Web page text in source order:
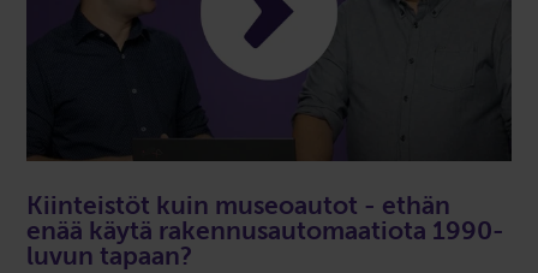
Kiinteistöt kuin museoautot - ethän
enää käytä rakennusautomaatiota 1990-
luvun tapaan?